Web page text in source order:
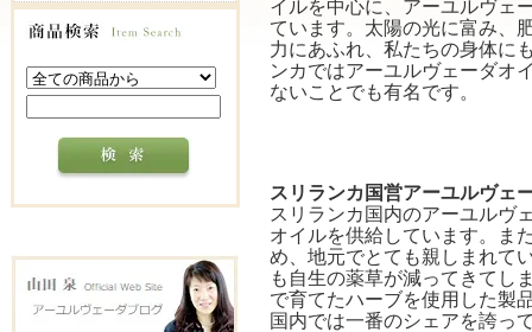
イルを中心に、アーユルヴェ
ています。太陽の光に富み、
力にあふれ、私たちの身体に
ンカではアーユルヴェーダオ
ないことでも有名です。
スリランカ国営アーユルヴェ
スリランカ国内のアーユルヴ
オイルを供給しています。ま
め、地元でとても親しまれて
も自生の薬草が減ってきてし
で育てたハーブを使用した製
国内では一番のシェアを誇っ